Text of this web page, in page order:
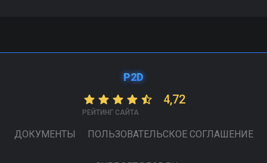
P2D
4,72
РЕЙТИНГ САЙТА
ДОКУМЕНТЫ ПОЛЬЗОВАТЕЛЬСКОЕ СОГЛАШЕНИЕ